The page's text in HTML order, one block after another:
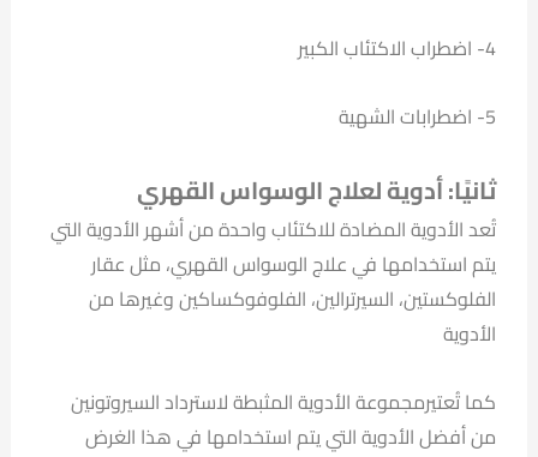
4- اضطراب الاكتئاب الكبير
5- اضطرابات الشهية
ثانيًا: أدوية لعلاج الوسواس القهري
تُعد الأدوية المضادة للاكتئاب واحدة من أشهر الأدوية التي
يتم استخدامها في علاج الوسواس القهري، مثل عقار
الفلوكستين، السيرترالين، الفلوفوكساكين وغيرها من
الأدوية
كما تُعتيرمجموعة الأدوية المثبطة لاسترداد السيروتونين
من أفضل الأدوية التي يتم استخدامها في هذا الغرض